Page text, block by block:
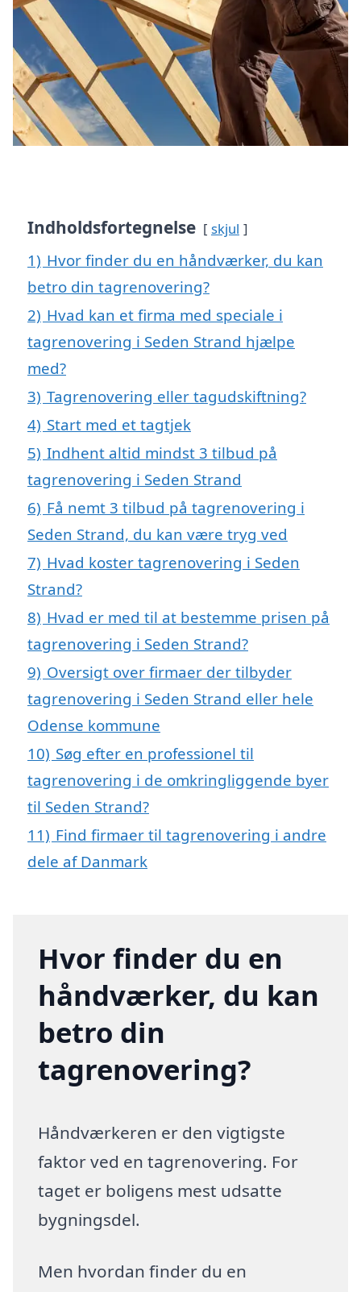
Indholdsfortegnelse skjul
1) Hvor finder du en håndværker, du kan
betro din tagrenovering?
2) Hvad kan et firma med speciale i
tagrenovering i Seden Strand hjælpe
med?
3) Tagrenovering eller tagudskiftning?
4) Start med et tagtjek
5) Indhent altid mindst 3 tilbud på
tagrenovering i Seden Strand
6) Få nemt 3 tilbud på tagrenovering i
Seden Strand, du kan være tryg ved
7) Hvad koster tagrenovering i Seden
Strand?
8) Hvad er med til at bestemme prisen på
tagrenovering i Seden Strand?
9) Oversigt over firmaer der tilbyder
tagrenovering i Seden Strand eller hele
Odense kommune
10) Søg efter en professionel til
tagrenovering i de omkringliggende byer
til Seden Strand?
11) Find firmaer til tagrenovering i andre
dele af Danmark
Hvor finder du en
håndværker, du kan
betro din
tagrenovering?
Håndværkeren er den vigtigste
faktor ved en tagrenovering. For
taget er boligens mest udsatte
bygningsdel.
Men hvordan finder du en